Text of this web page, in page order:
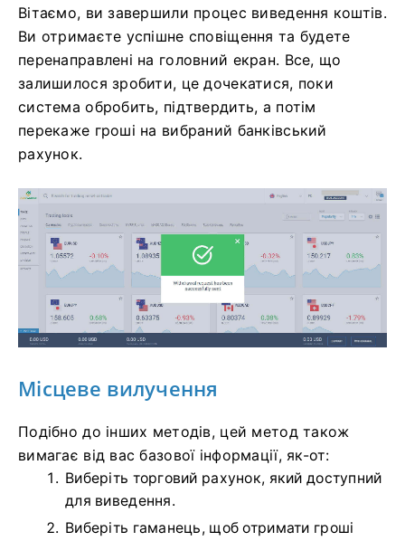
Вітаємо, ви завершили процес виведення коштів.
Ви отримаєте успішне сповіщення та будете
перенаправлені на головний екран. Все, що
залишилося зробити, це дочекатися, поки
система обробить, підтвердить, а потім
перекаже гроші на вибраний банківський
рахунок.
Місцеве вилучення
Подібно до інших методів, цей метод також
вимагає від вас базової інформації, як-от:
Виберіть торговий рахунок, який доступний
для виведення.
Виберіть гаманець, щоб отримати гроші